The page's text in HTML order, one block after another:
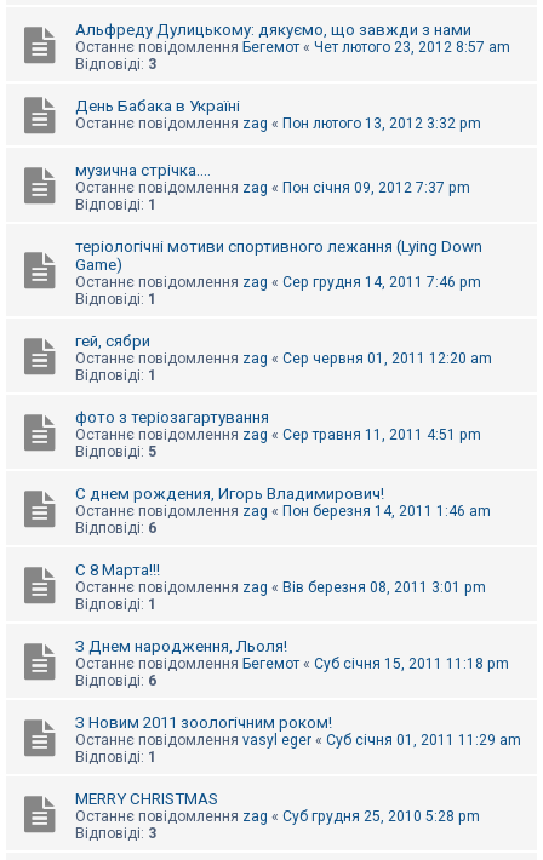
П
ш
к
Альфреду Дулицькому: дякуємо, що завжди з нами
Останнє повідомлення Бегемот « Чет лютого 23, 2012 8:57 am
Відповіді: 3
День Бабака в Україні
Останнє повідомлення zag « Пон лютого 13, 2012 3:32 pm
музична стрічка....
Останнє повідомлення zag « Пон січня 09, 2012 7:37 pm
Відповіді: 1
теріологічні мотиви спортивного лежання (Lying Down
Game)
Останнє повідомлення zag « Сер грудня 14, 2011 7:46 pm
Відповіді: 1
гей, сябри
Останнє повідомлення zag « Сер червня 01, 2011 12:20 am
Відповіді: 1
фото з теріозагартування
Останнє повідомлення zag « Сер травня 11, 2011 4:51 pm
Відповіді: 5
С днем рождения, Игорь Владимирович!
Останнє повідомлення zag « Пон березня 14, 2011 1:46 am
Відповіді: 6
С 8 Марта!!!
Останнє повідомлення zag « Вів березня 08, 2011 3:01 pm
Відповіді: 1
З Днем народження, Льоля!
Останнє повідомлення Бегемот « Суб січня 15, 2011 11:18 pm
Відповіді: 6
З Новим 2011 зоологічним роком!
Останнє повідомлення vasyl eger « Суб січня 01, 2011 11:29 am
Відповіді: 1
MERRY CHRISTMAS
Останнє повідомлення zag « Суб грудня 25, 2010 5:28 pm
Відповіді: 3